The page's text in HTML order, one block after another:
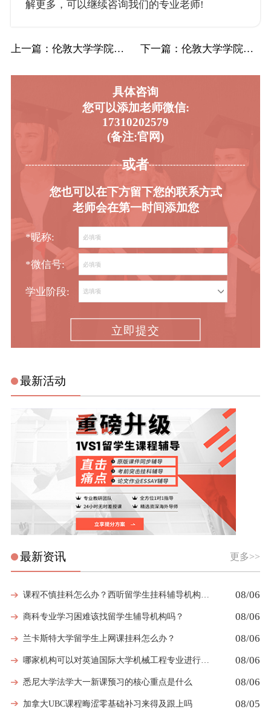
解更多，可以继续咨询我们的专业老师!
上一篇 ：伦敦大学学院UCL化学专业辅导补习补课(… 下一篇 ：伦敦大学学院UCL工程(生物医学)辅导补…
具体咨询
您可以添加老师微信:
17310202579
(备注:官网)
或者
您也可以在下方留下您的联系方式
老师会在第一时间添加您
*昵称:
*微信号:
学业阶段:
立即提交
最新活动
最新资讯 更多>>
课程不慎挂科怎么办？西听留学生挂科辅导机构教你如何高效挽救GPA 08/06
商科专业学习困难该找留学生辅导机构吗？ 08/06
兰卡斯特大学留学生上网课挂科怎么办？ 08/06
哪家机构可以对英迪国际大学机械工程专业进行留学生挂科辅导？ 08/06
悉尼大学法学大一新课预习的核心重点是什么 08/06
加拿大UBC课程晦涩零基础补习来得及跟上吗 08/05